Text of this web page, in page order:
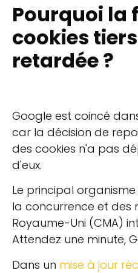
Pourquoi la
cookies
retardée ?
Google est coincé
car la décision de
des cookies n'a pas
d'eux.
Le principal
la concurrence et des
Royaume-Uni (CMA)
Attendez une minute,
Dans un mise à jour